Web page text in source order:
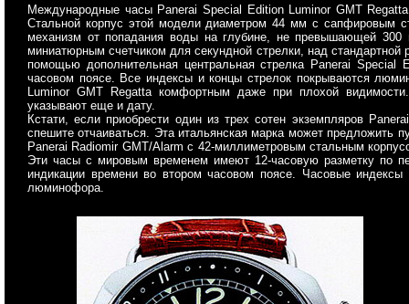
Международные часы Panerai Special Edition Luminor GMT
Стальной корпус этой модели диаметром 44 мм с сапфировым
механизм от попадания воды на глубине, не превышающей
миниатюрным счетчиком для секундной стрелки, над
помощью дополнительная центральная стрелка Panerai
часовом поясе. Все индексы и концы стрелок покрываются
Luminor GMT Regatta комфортным даже при плохой
указывают еще и дату.
Кстати, если приобрести один из трех сотен экземпляров
спешите отчаиваться. Эта итальянская марка может предложить
Panerai Radiomir GMT/Alarm с 42-миллиметровым стальным
Эти часы с мировым временем имеют 12-часовую разметку по
индикации времени во втором часовом поясе. Часовые
люминофора.